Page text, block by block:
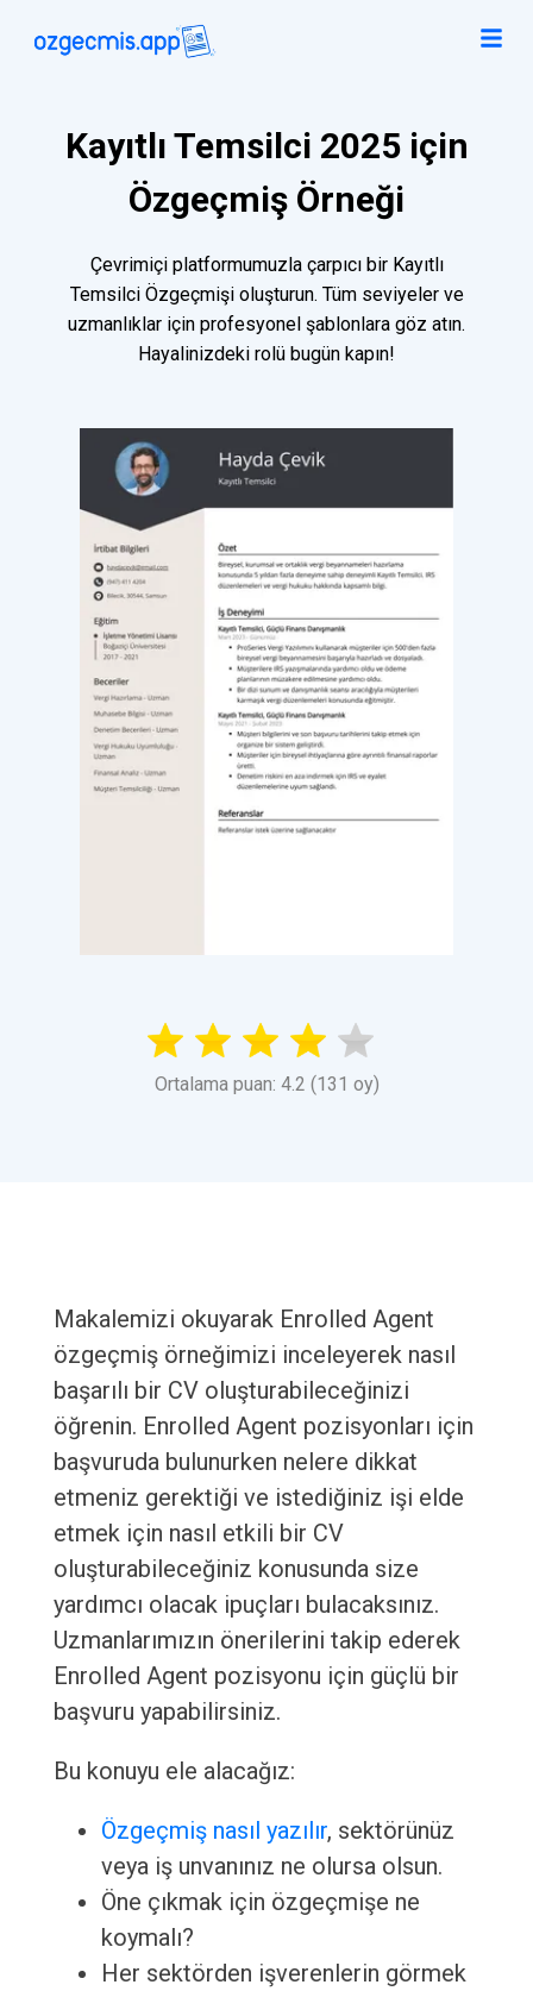
Kayıtlı Temsilci 2025 için
Özgeçmiş Örneği
Çevrimiçi platformumuzla çarpıcı bir Kayıtlı
Temsilci Özgeçmişi oluşturun. Tüm seviyeler ve
uzmanlıklar için profesyonel şablonlara göz atın.
Hayalinizdeki rolü bugün kapın!
Ortalama puan: 4.2 (131 oy)
Makalemizi okuyarak Enrolled Agent
özgeçmiş örneğimizi inceleyerek nasıl
başarılı bir CV oluşturabileceğinizi
öğrenin. Enrolled Agent pozisyonları için
başvuruda bulunurken nelere dikkat
etmeniz gerektiği ve istediğiniz işi elde
etmek için nasıl etkili bir CV
oluşturabileceğiniz konusunda size
yardımcı olacak ipuçları bulacaksınız.
Uzmanlarımızın önerilerini takip ederek
Enrolled Agent pozisyonu için güçlü bir
başvuru yapabilirsiniz.
Bu konuyu ele alacağız:
Özgeçmiş nasıl yazılır, sektörünüz
veya iş unvanınız ne olursa olsun.
Öne çıkmak için özgeçmişe ne
koymalı?
Her sektörden işverenlerin görmek